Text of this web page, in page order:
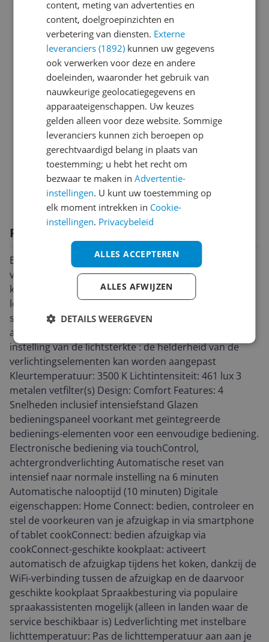
Algemene kenmerken
Energie
Fysieke kenmerken
Gebruiksgemak
Introductie en ondersteuning
Mogelijke vereisten instellen en gebruik
Overige kenmerken
Technisch
Productomschrijving
Belangrijkste eigenschappen: Wandmontage Geschikt
voor luchtafvoer of recirculatie Efficiënte
koolborstelloze iQDrive technologie 2 x 3 W
ledverlichting met instelbare kleurtemperatuur
softLight : de verlichtingselementen gaan geleidelijk
aan en uit Dimfunctie voor de verlichting met traploze
instelling van de lichtsterkte : de helderheid van de
verlichtingselementen kan worden aangepast
Kleurtemperatuur: 3500 K Lichtintensiteit: 461 lux 3
metalen vetfilter(s) Design: Comfort Features: 4
Snelheden inclusief intensiefstand Glazen
bedieningspaneel voorkant met geïntegreerde
bedienings-elementen voor een eenvoudige bediening.
Electronische bediening via touchControl,
achtergrondverlichting Automatische reset van
intensief naar normale instelling na 6 minuten
Automatische nalooptijd (10 minuten) Digitale
eigenschappen: Home Connect: bedien, controleer en
stel de voorkeuren van je afzuigkap in via smartphone
of tablet cookConnect: bedien afzuigkap via
cookConnect-geschikte kookplaat: activeert
automatisch de afzuigkap tijdens het koken, dankzij de
WiFi-verbinding tussen de afzuigkap en de daarvoor
geschikte kookplaat Spraakbesturing via populaire
spraakassistenten mogelijk (alleen in landen waar de
service beschikbaar is) Ledverlichting met instelbare
lichttemperatuur: Pas de lichttemperatuur aan aan je
content, meting van advertenties en
content, doelgroepinzichten en
verbetering van diensten. Externe
leveranciers (1892) kunnen uw gegevens
ook verwerken voor deze en andere
doeleinden, waaronder het gebruik van
nauwkeurige geolocatiegegevens en
apparaateigenschappen. Uw keuzes
gelden alleen voor deze website. Sommige
leveranciers kunnen zich beroepen op
gerechtvaardigd belang in plaats van
toestemming; u hebt het recht om
bezwaar te maken inAdvertentie-
instellingen. U kunt uw toestemming op
elk moment intrekken in Cookie-
instellingen. Privacybeleid
ALLES ACCEPTEREN
ALLES AFWIJZEN
DETAILS WEERGEVEN